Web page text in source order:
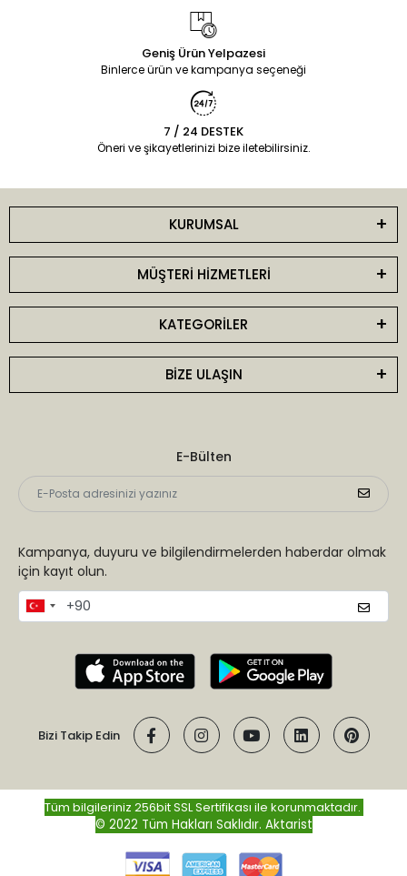
Geniş Ürün Yelpazesi
Binlerce ürün ve kampanya seçeneği
7 / 24 DESTEK
Öneri ve şikayetlerinizi bize iletebilirsiniz.
KURUMSAL
MÜŞTERİ HİZMETLERİ
KATEGORİLER
BİZE ULAŞIN
E-Bülten
Kampanya, duyuru ve bilgilendirmelerden haberdar olmak
için kayıt olun.
Bizi Takip Edin
Tüm bilgileriniz 256bit SSL Sertifikası ile korunmaktadır.
© 2022 Tüm Hakları Saklıdır. Aktarist